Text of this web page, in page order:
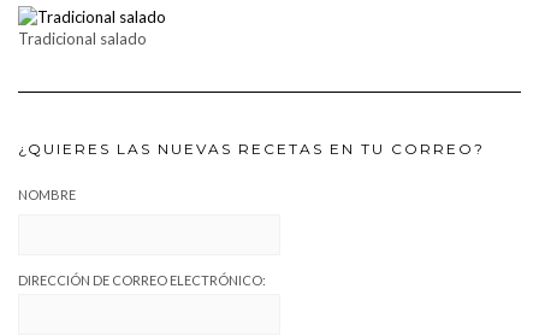
Tradicional salado
¿QUIERES LAS NUEVAS RECETAS EN TU CORREO?
NOMBRE
DIRECCIÓN DE CORREO ELECTRÓNICO: